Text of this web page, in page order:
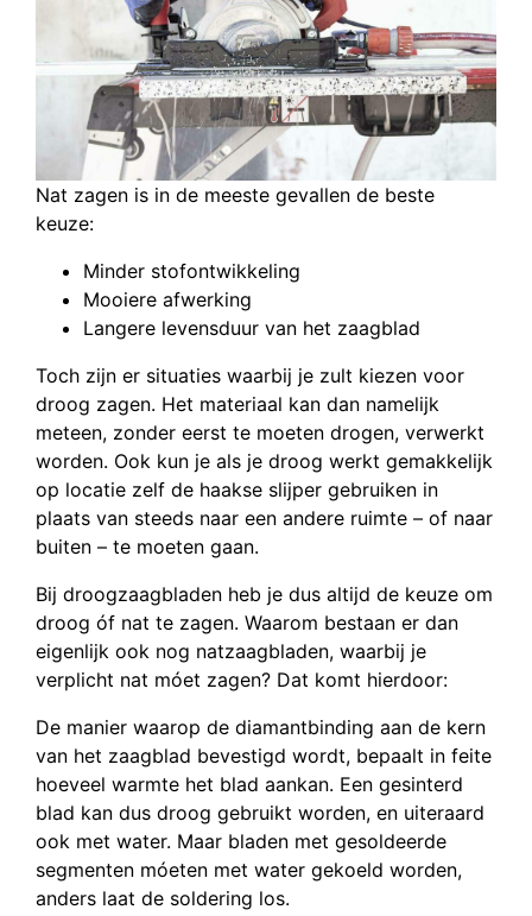
Nat zagen is in de meeste gevallen de beste
keuze:
Minder stofontwikkeling
Mooiere afwerking
Langere levensduur van het zaagblad
Toch zijn er situaties waarbij je zult kiezen voor
droog zagen. Het materiaal kan dan namelijk
meteen, zonder eerst te moeten drogen, verwerkt
worden. Ook kun je als je droog werkt gemakkelijk
op locatie zelf de haakse slijper gebruiken in
plaats van steeds naar een andere ruimte – of naar
buiten – te moeten gaan.
Bij droogzaagbladen heb je dus altijd de keuze om
droog óf nat te zagen. Waarom bestaan er dan
eigenlijk ook nog natzaagbladen, waarbij je
verplicht nat móet zagen? Dat komt hierdoor:
De manier waarop de diamantbinding aan de kern
van het zaagblad bevestigd wordt, bepaalt in feite
hoeveel warmte het blad aankan. Een gesinterd
blad kan dus droog gebruikt worden, en uiteraard
ook met water. Maar bladen met gesoldeerde
segmenten móeten met water gekoeld worden,
anders laat de soldering los.